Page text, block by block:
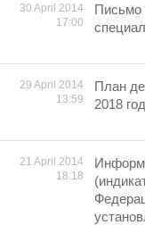
30 April 2014
17:00
Письмо
29 April 2014
13:59
План
2018
21 April 2014
18:18